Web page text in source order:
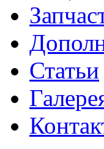
Статьи